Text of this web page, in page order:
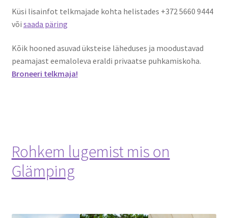
Broneeri
Glämping
Kämping
Sadam
Küsi lisainfot telkmajade kohta helistades +372 5660 9444
või saada päring
Kõik hooned asuvad üksteise läheduses ja moodustavad
peamajast eemaloleva eraldi privaatse puhkamiskoha.
Broneeri telkmaja!
Rohkem lugemist mis on
Glämping